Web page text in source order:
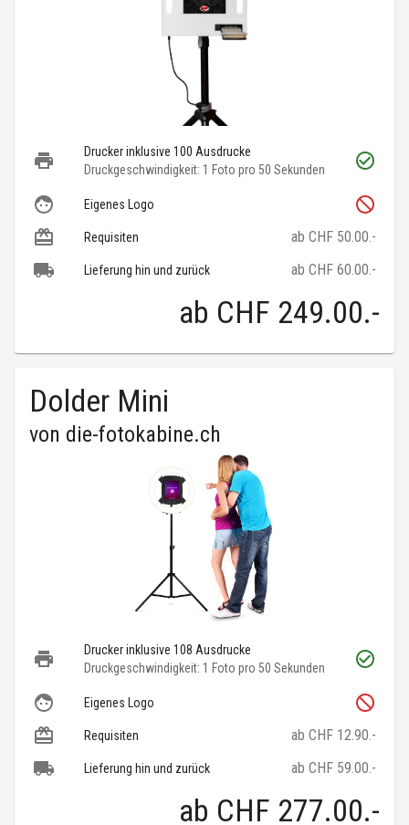
Drucker inklusive 100 Ausdrucke
Druckgeschwindigkeit: 1 Foto pro 50 Sekunden
Eigenes Logo
Requisiten ab CHF 50.00.-
Lieferung hin und zurück ab CHF 60.00.-
ab CHF 249.00.-
Dolder Mini
von die-fotokabine.ch
Drucker inklusive 108 Ausdrucke
Druckgeschwindigkeit: 1 Foto pro 50 Sekunden
Eigenes Logo
Requisiten ab CHF 12.90.-
Lieferung hin und zurück ab CHF 59.00.-
ab CHF 277.00.-